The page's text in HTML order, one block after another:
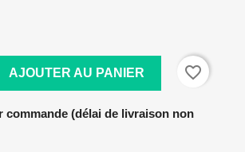
AJOUTER AU PANIER favorite_border
commande (délai de livraison non